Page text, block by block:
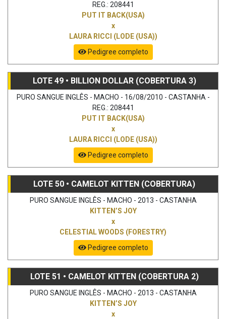
REG.: 208441
PUT IT BACK(USA)
x
LAURA RICCI (LODE (USA))
Pedigree completo
LOTE 49 • BILLION DOLLAR (COBERTURA 3)
PURO SANGUE INGLÊS - MACHO - 16/08/2010 - CASTANHA -
REG.: 208441
PUT IT BACK(USA)
x
LAURA RICCI (LODE (USA))
Pedigree completo
LOTE 50 • CAMELOT KITTEN (COBERTURA)
PURO SANGUE INGLÊS - MACHO - 2013 - CASTANHA
KITTEN’S JOY
x
CELESTIAL WOODS (FORESTRY)
Pedigree completo
LOTE 51 • CAMELOT KITTEN (COBERTURA 2)
PURO SANGUE INGLÊS - MACHO - 2013 - CASTANHA
KITTEN’S JOY
x